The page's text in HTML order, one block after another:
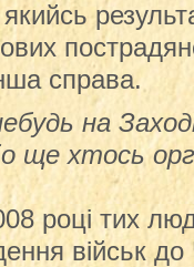
справа.
на
ще хтось
році тих
військ